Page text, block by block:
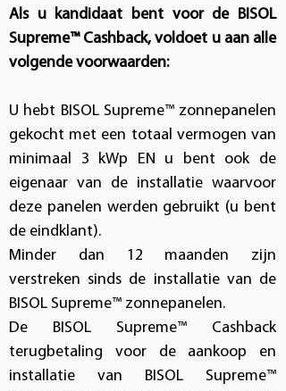
Als u kandidaat bent voor de BISOL
Supreme™ Cashback, voldoet u aan alle
volgende voorwaarden:
U hebt BISOL Supreme™ zonnepanelen
gekocht met een totaal vermogen van
minimaal 3 kWp EN u bent ook de
eigenaar van de installatie waarvoor
deze panelen werden gebruikt (u bent
de eindklant).
Minder dan 12 maanden zijn
verstreken sinds de installatie van de
BISOL Supreme™ zonnepanelen.
De BISOL Supreme™ Cashback
terugbetaling voor de aankoop en
installatie van BISOL Supreme™